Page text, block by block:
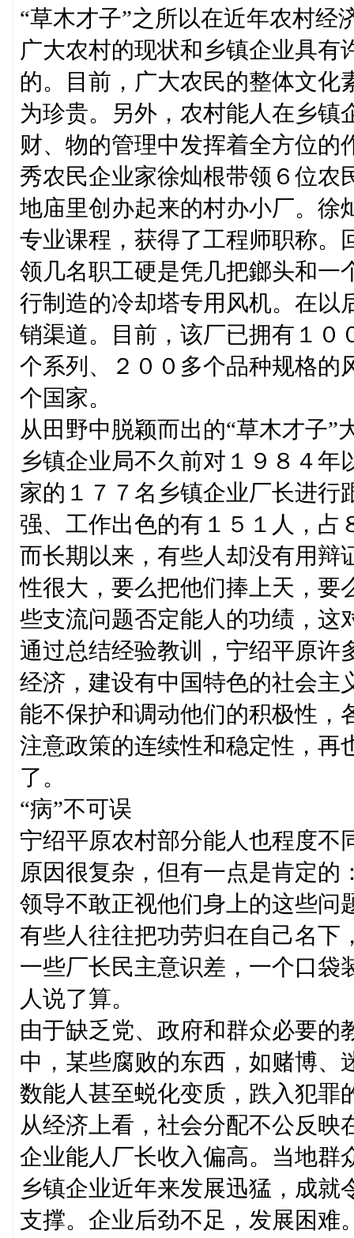
“草木才子”之所以在近年农村经
广大农村的现状和乡镇企业具有
的。目前，广大农民的整体文化
为珍贵。另外，农村能人在乡镇
财、物的管理中发挥着全方位的
秀农民企业家徐灿根带领６位农
地庙里创办起来的村办小厂。徐
专业课程，获得了工程师职称。
领几名职工硬是凭几把鎯头和一
行制造的冷却塔专用风机。在以
销渠道。目前，该厂已拥有１０
个系列、２００多个品种规格的
个国家。
从田野中脱颖而出的“草木才子
乡镇企业局不久前对１９８４
家的１７７名乡镇企业厂长进行
强、工作出色的有１５１人，占
而长期以来，有些人却没有用辩
性很大，要么把他们捧上天，要
些支流问题否定能人的功绩，这
通过总结经验教训，宁绍平原许
经济，建设有中国特色的社会主
能不保护和调动他们的积极性，
注意政策的连续性和稳定性，再
了。
“病”不可误
宁绍平原农村部分能人也程度不
原因很复杂，但有一点是肯定的
领导不敢正视他们身上的这些问
有些人往往把功劳归在自己名下
一些厂长民主意识差，一个口袋
人说了算。
由于缺乏党、政府和群众必要的
中，某些腐败的东西，如赌博、
数能人甚至蜕化变质，跌入犯罪
从经济上看，社会分配不公反映
企业能人厂长收入偏高。当地群
乡镇企业近年来发展迅猛，成
支撑。企业后劲不足，发展困难